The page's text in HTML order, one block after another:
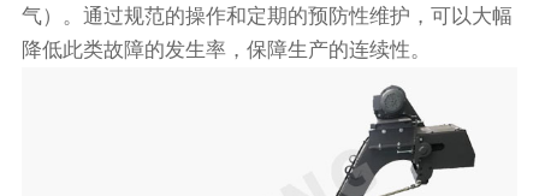
气）。通过规范的操作和定期的预防性维护，可以大幅
降低此类故障的发生率，保障生产的连续性。